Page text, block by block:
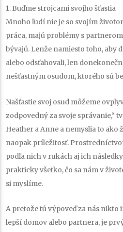
1. Buďme strojcami svojho šťastia
Mnoho ľudí nie je so svojím
práca, majú problémy s
bývajú. Lenže namiesto toho, aby
alebo odsťahovali, len
nešťastným osudom, ktorého sú
Našťastie svoj osud môžeme
zodpovedný za svoje správanie,“
Heather a Anne a nemyslia to ako
naopak príležitosť.
podľa nich v rukách aj ich
prakticky všetko, čo sa nám v
si myslíme.
A pretože tú výpoveď za nás nikto
lepší domov alebo partnera, je